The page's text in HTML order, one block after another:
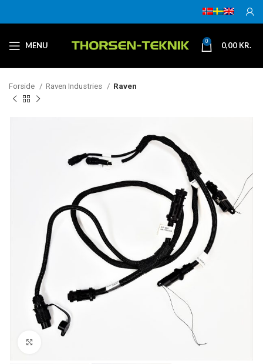
MENU 0 0,00 KR.
Forside Raven Industries Raven